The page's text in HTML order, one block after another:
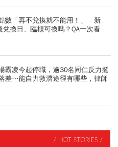
數「再不兌換就不能用！」 新
兌換日、臨櫃可換嗎？QA一次看
霸凌今起停職，逾30名同仁反力挺
差…能自力救濟途徑有哪些，律師
/ HOT STORIES /